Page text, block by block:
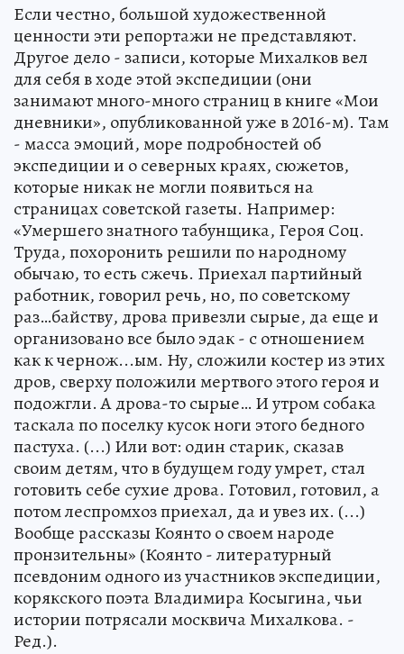
Если честно, большой художественной
ценности эти репортажи не представляют.
Другое дело - записи, которые Михалков вел
для себя в ходе этой экспедиции (они
занимают много-много страниц в книге «Мои
дневники», опубликованной уже в 2016-м). Там
- масса эмоций, море подробностей об
экспедиции и о северных краях, сюжетов,
которые никак не могли появиться на
страницах советской газеты. Например:
«Умершего знатного табунщика, Героя Соц.
Труда, похоронить решили по народному
обычаю, то есть сжечь. Приехал партийный
работник, говорил речь, но, по советскому
раз…байству, дрова привезли сырые, да еще и
организовано все было эдак - с отношением
как к чернож...ым. Ну, сложили костер из этих
дров, сверху положили мертвого этого героя и
подожгли. А дрова-то сырые… И утром собака
таскала по поселку кусок ноги этого бедного
пастуха. (...) Или вот: один старик, сказав
своим детям, что в будущем году умрет, стал
готовить себе сухие дрова. Готовил, готовил, а
потом леспромхоз приехал, да и увез их. (...)
Вообще рассказы Коянто о своем народе
пронзительны» (Коянто - литературный
псевдоним одного из участников экспедиции,
корякского поэта Владимира Косыгина, чьи
истории потрясали москвича Михалкова. -
Ред.).